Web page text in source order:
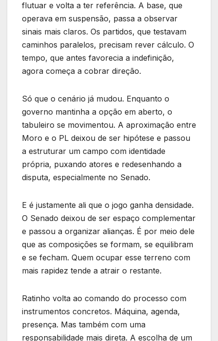
flutuar e volta a ter referência. A base, que
operava em suspensão, passa a observar
sinais mais claros. Os partidos, que testavam
caminhos paralelos, precisam rever cálculo. O
tempo, que antes favorecia a indefinição,
agora começa a cobrar direção.
Só que o cenário já mudou. Enquanto o
governo mantinha a opção em aberto, o
tabuleiro se movimentou. A aproximação entre
Moro e o PL deixou de ser hipótese e passou
a estruturar um campo com identidade
própria, puxando atores e redesenhando a
disputa, especialmente no Senado.
E é justamente ali que o jogo ganha densidade.
O Senado deixou de ser espaço complementar
e passou a organizar alianças. É por meio dele
que as composições se formam, se equilibram
e se fecham. Quem ocupar esse terreno com
mais rapidez tende a atrair o restante.
Ratinho volta ao comando do processo com
instrumentos concretos. Máquina, agenda,
presença. Mas também com uma
responsabilidade mais direta. A escolha de um